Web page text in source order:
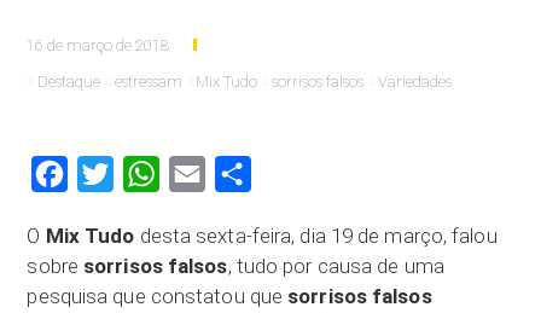
16 de março de 2018
Destaque
estressam Mix Tudo sorrisos falsos Variedades
FacebookTwitter WhatsApp
Email
O Mix Tudo desta sexta-feira, dia 19 de março, falou
sobre sorrisos falsos, tudo por causa de uma
pesquisa que constatou que sorrisos falsos